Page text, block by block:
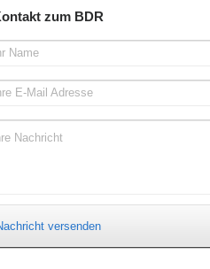
zum BDR
Name
E-Mail Adresse
Nachricht
versenden